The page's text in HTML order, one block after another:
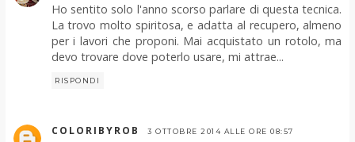
Ho sentito solo l'anno scorso parlare di questa tecnica.
La trovo molto spiritosa, e adatta al recupero, almeno
per i lavori che proponi. Mai acquistato un rotolo, ma
devo trovare dove poterlo usare, mi attrae...
RISPONDI
COLORIBYROB 3 OTTOBRE 2014 ALLE ORE 08:57